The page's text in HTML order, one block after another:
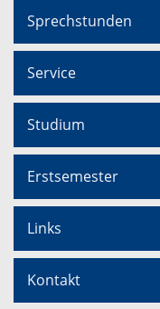
Sprechstunden
Service
Studium
Erstsemester
Links
Kontakt